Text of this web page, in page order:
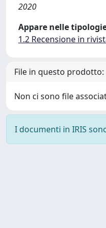
2020
Appare nelle
1.2 Recensione in
File in questo prodotto:
Non ci sono file
I documenti in IRIS